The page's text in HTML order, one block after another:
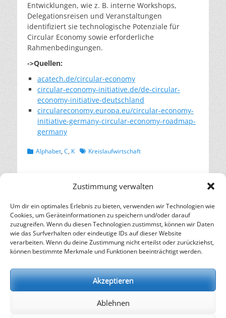
Zustimmung verwalten
Um dir ein optimales Erlebnis zu bieten, verwenden wir Technologien wie
Cookies, um Geräteinformationen zu speichern und/oder darauf
zuzugreifen. Wenn du diesen Technologien zustimmst, können wir Daten
wie das Surfverhalten oder eindeutige IDs auf dieser Website
verarbeiten. Wenn du deine Zustimmung nicht erteilst oder zurückziehst,
können bestimmte Merkmale und Funktionen beeinträchtigt werden.
Akzeptieren
Ablehnen
Entwicklungen, wie z. B. interne Workshops,
Delegationsreisen und Veranstaltungen
identifiziert sie technologische Potenziale für
Circular Economy sowie erforderliche
Rahmenbedingungen.
->Quellen:
acatech.de/circular-economy
circular-economy-initiative.de/de-circular-
economy-initiative-deutschland
circulareconomy.europa.eu/circular-economy-
initiative-germany-circular-economy-roadmap-
germany
Kategorien
Alphabet, C, K Schlagworte
Kreislaufwirtschaft
Beitragsnavigation
← Vorheriger
Beitrag:
Ressourceneffizienzsteigerung
in der Metallindustrie
Nächster
Regierung muss jetzt
Weichen für
Kohleausstieg 2030
stellen
– Energie für die Zukunft –
Nachhaltigkeit, Kreislaufwirtschaft,
Erneuerbare Energien, Klimawandel und Energiewende.